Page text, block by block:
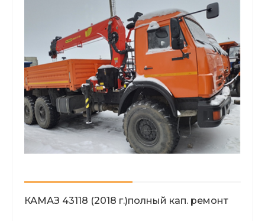
КАМАЗ 43118 (2018 г.)полный кап. ремонт